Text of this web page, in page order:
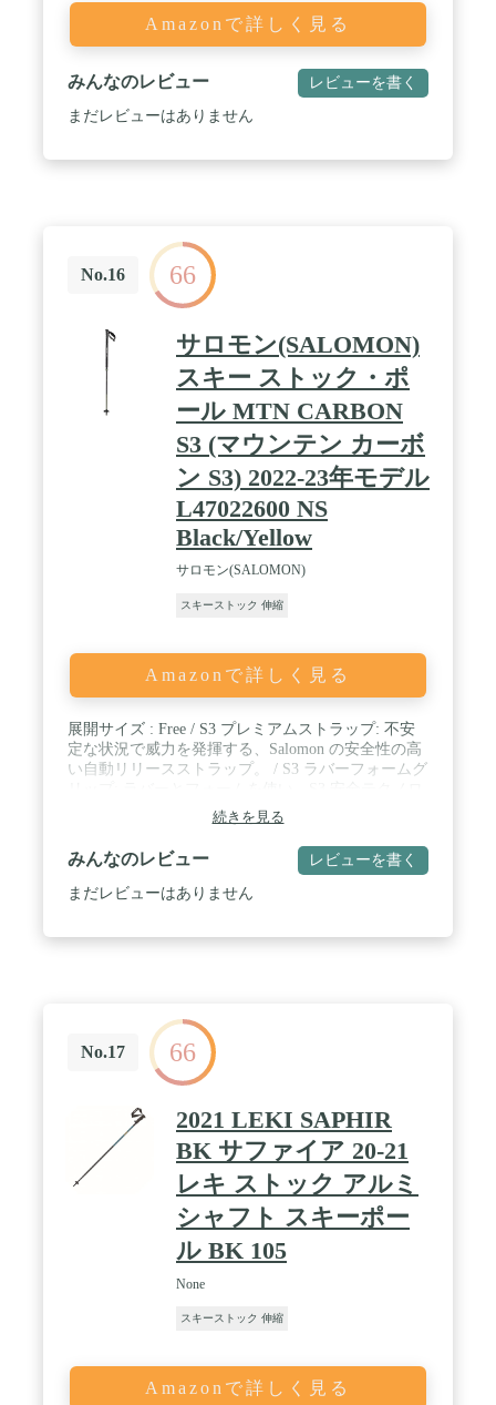
Amazonで詳しく見る
みんなのレビュー レビューを書く
まだレビューはありません
No.16 66
サロモン(SALOMON)
スキー ストック・ポ
ール MTN CARBON
S3 (マウンテン カーボ
ン S3) 2022-23年モデル
L47022600 NS
Black/Yellow
サロモン(SALOMON)
スキーストック 伸縮
Amazonで詳しく見る
展開サイズ : Free / S3 プレミアムストラップ: 不安
定な状況で威力を発揮する、Salomon の安全性の高
い自動リリースストラップ。 / S3 ラバーフォームグ
ジーを融合させた二層構造グリップ。 / カーボン
****: 最も剛性が高い、最軽量な 100% カーボン製
ポール。 / 主な用途 : オールマウンテン / コンスト
ラクション : 調整可能
続きを見る
みんなのレビュー レビューを書く
まだレビューはありません
No.17 66
2021 LEKI SAPHIR
BK サファイア 20-21
レキ ストック アルミ
シャフト スキーポー
ル BK 105
None
スキーストック 伸縮
Amazonで詳しく見る